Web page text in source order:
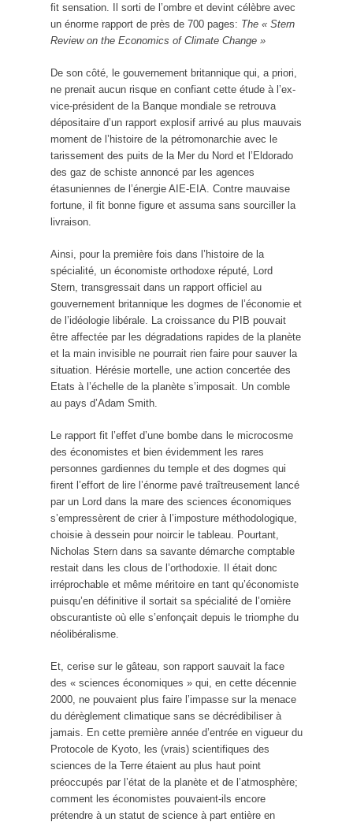
fit sensation. Il sorti de l’ombre et devint célèbre avec
un énorme rapport de près de 700 pages: The « Stern
Review on the Economics of Climate Change »
De son côté, le gouvernement britannique qui, a priori,
ne prenait aucun risque en confiant cette étude à l’ex-
vice-président de la Banque mondiale se retrouva
dépositaire d’un rapport explosif arrivé au plus mauvais
moment de l’histoire de la pétromonarchie avec le
tarissement des puits de la Mer du Nord et l’Eldorado
des gaz de schiste annoncé par les agences
étasuniennes de l’énergie AIE-EIA. Contre mauvaise
fortune, il fit bonne figure et assuma sans sourciller la
livraison.
Ainsi, pour la première fois dans l’histoire de la
spécialité, un économiste orthodoxe réputé, Lord
Stern, transgressait dans un rapport officiel au
gouvernement britannique les dogmes de l’économie et
de l’idéologie libérale. La croissance du PIB pouvait
être affectée par les dégradations rapides de la planète
et la main invisible ne pourrait rien faire pour sauver la
situation. Hérésie mortelle, une action concertée des
Etats à l’échelle de la planète s’imposait. Un comble
au pays d’Adam Smith.
Le rapport fit l’effet d’une bombe dans le microcosme
des économistes et bien évidemment les rares
personnes gardiennes du temple et des dogmes qui
firent l’effort de lire l’énorme pavé traîtreusement lancé
par un Lord dans la mare des sciences économiques
s’empressèrent de crier à l’imposture méthodologique,
choisie à dessein pour noircir le tableau. Pourtant,
Nicholas Stern dans sa savante démarche comptable
restait dans les clous de l’orthodoxie. Il était donc
irréprochable et même méritoire en tant qu’économiste
puisqu’en définitive il sortait sa spécialité de l’ornière
obscurantiste où elle s’enfonçait depuis le triomphe du
néolibéralisme.
Et, cerise sur le gâteau, son rapport sauvait la face
des « sciences économiques » qui, en cette décennie
2000, ne pouvaient plus faire l’impasse sur la menace
du dérèglement climatique sans se décrédibiliser à
jamais. En cette première année d’entrée en vigueur du
Protocole de Kyoto, les (vrais) scientifiques des
sciences de la Terre étaient au plus haut point
préoccupés par l’état de la planète et de l’atmosphère;
comment les économistes pouvaient-ils encore
prétendre à un statut de science à part entière en